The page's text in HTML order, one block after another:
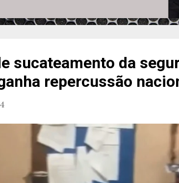
sucateamento da
repercussão